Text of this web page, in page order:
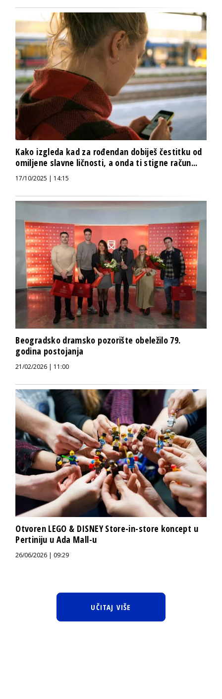
Kako izgleda kad za rođendan dobiješ čestitku od
omiljene slavne ličnosti, a onda ti stigne račun...
17/10/2025 | 14:15
Beogradsko dramsko pozorište obeležilo 79.
godina postojanja
21/02/2026 | 11:00
Otvoren LEGO & DISNEY Store-in-store koncept u
Pertiniju u Ada Mall-u
26/06/2026 | 09:29
UČITAJ VIŠE